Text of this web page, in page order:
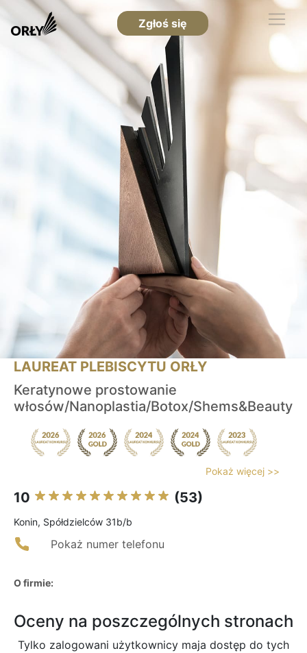
Zgłoś się
LAUREAT PLEBISCYTU ORŁY
Keratynowe prostowanie
włosów/Nanoplastia/Botox/Shems&Beauty
Pokaż więcej >>
10 (53)
Konin, Spółdzielców 31b/b
Pokaż numer telefonu
O firmie:
Oceny na poszczególnych stronach
Tylko zalogowani użytkownicy maja dostęp do tych